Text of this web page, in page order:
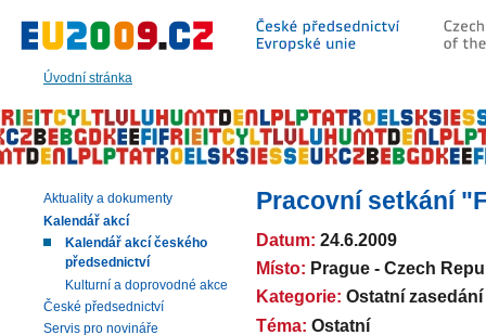
Úvodní stránka
hlavní
|
navigaci
|
vyhledávání
Pracovní setkání
Datum: 24.6.2009
Místo: Prague - Czech
Kategorie: Ostatní zasedání
Téma: Ostatní
Aktuality a dokumenty
Kalendář akcí
Kalendář akcí českého
předsednictví
Kulturní a doprovodné akce
České předsednictví
Servis pro novináře